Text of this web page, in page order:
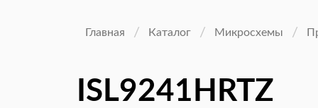
Главная Каталог Микросхемы
ISL9241HRTZ